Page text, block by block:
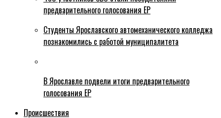
предварительного голосования ЕР
Студенты Ярославского автомеханического колледжа
познакомились с работой муниципалитета
В Ярославле подвели итоги предварительного
голосования ЕР
Происшествия